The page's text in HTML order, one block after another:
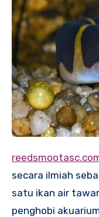
secara ilmiah
satu ikan air
penghobi